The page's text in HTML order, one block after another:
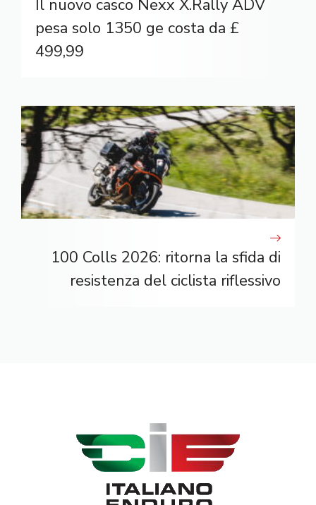
Il nuovo casco Nexx X.Rally ADV
pesa solo 1350 ge costa da £
499,99
100 Colls 2026: ritorna la sfida di
resistenza del ciclista riflessivo